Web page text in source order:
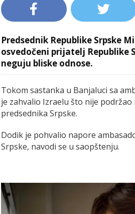
Predsednik Republike Srpske
osvedočeni prijatelj Republike
neguju bliske odnose.
Tokom sastanka u Banjaluci sa
je zahvalio Izraelu što nije
predsednika Srpske.
Dodik je pohvalio napore
Srpske, navodi se u saopštenju.